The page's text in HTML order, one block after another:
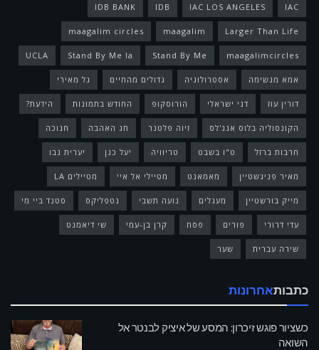
IAC
IAC LOS ANGELES
IDB
IDB BANK
Larger Than Life
maagalim
maagalim circles
maagalimcircles
Stand By Me
Stand By Me la
UCLA
אמא מגשימה אסטרולוגיה גדולים מהחיים גל מאירי
דורין עוז דני ישראלי הורוסקופ החודש בתמונות הידעת?
הקונסוליה בלוס אנג'לס זיוה פלטנר חג האהבה חנוכה
חרבות ברזל ט"ו בשבט טריוויה יעל כגן יערית נבו
מאיר פניגשטיין מאמאנט מטיילי אל איי מטיילים LA
מייק בורשטיין מעגלים נועה תשבי נטפליקס סטנד ביי מי
עדי דרורי פורים פסח קרן בן-עמי שי דיאמנט
שירה עברית שער
כתבותאחרונות
כשציור פוגש זיכרון: המסע של איציק לבנטר אל
השואה